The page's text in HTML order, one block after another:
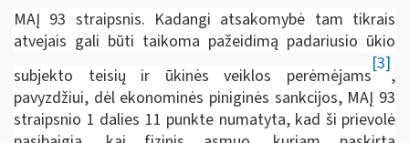
MAĮ 93 straipsnis. Kadangi atsakomybė tam tikrais
atvejais gali būti taikoma pažeidimą padariusio ūkio
subjekto teisių ir ūkinės veiklos perėmėjams
[3]
,
pavyzdžiui, dėl ekonominės piniginės sankcijos, MAĮ 93
straipsnio 1 dalies 11 punkte numatyta, kad ši prievolė